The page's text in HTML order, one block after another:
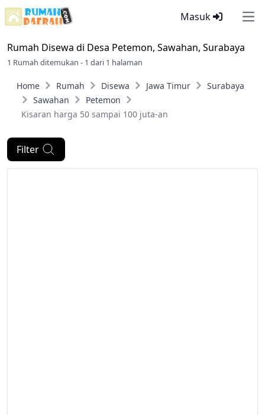
Masuk
Rumah Disewa di Desa Petemon, Sawahan, Surabaya
1 Rumah ditemukan - 1 dari 1 halaman
Home Rumah Disewa Jawa Timur
Surabaya
Sawahan
Petemon
Kisaran harga 50 sampai 100 juta-an
Filter